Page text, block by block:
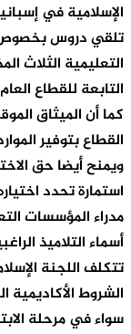
الإسلامية في
تلقي دروس بخصوص
التعليمية الثلاث
التابعة للقطاع
كما أن الميثاق
القطاع بتوفير
ويمنح أيضا حق
استمارة تحدد
مدراء المؤسسات
أسماء التلاميذ
تتكلف اللجنة
الشروط الأكاديمية
سواء في مرحلة